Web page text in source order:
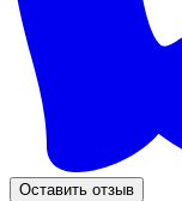
Оставить отзыв